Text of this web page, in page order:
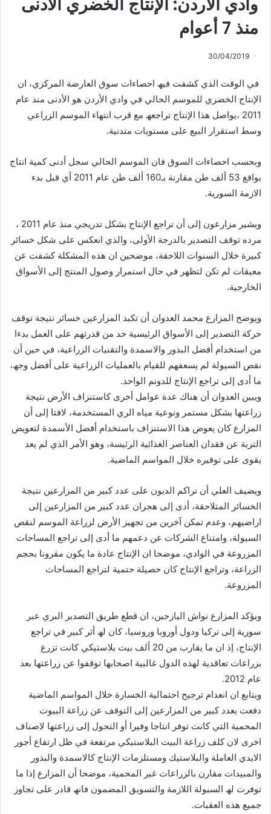
وادي الأردن: الإنتاج الخضري الأدنی
منذ 7 أعوام
30/04/2019
في الوقت الذي كشفت فیھ احصاءات سوق العارضة المركزي، ان
الإنتاج الخضري للموسم الحالي في وادي الأردن ھو الأدنى منذ عام
2011 ،یواصل ھذا الإنتاج تراجعھ مع قرب انتھاء الموسم الزراعي
وسط استقرار البیع على مستویات متدنیة.
وبحسب احصاءات السوق فان الموسم الحالي سجل أدنى كمیة انتاج
بواقع 53 ألف طن مقارنة بـ160 ألف طن عام 2011 أي قبل بدء
الازمة السوریة.
ویشیر مزارعون إلى أن تراجع الإنتاج بشكل تدریجي منذ عام 2011 ،
مرده توقف التصدیر بالدرجة الأولى، والذي انعكس على شكل خسائر
كبیرة خلال السنوات اللاحقة، موضحین ان ھذه المشكلة كشفت عن
معیقات لم تكن لتظھر في حال استمرار وصول المنتج إلى الأسواق
الخارجیة.
ویوضح المزارع محمد العدوان أن تكبد المزارعین خسائر نتیجة توقف
حركة التصدیر إلى الأسواق الرئیسیة حد من قدرتھم على العمل بدءا
من استخدام أفضل البذور والاسمدة والتقنیات الزراعیة، في حین أن
نقص السیولة لم یسعفھم للقیام بالعملیات الزراعیة على أفضل وجھ،
ما أدى إلى تراجع الإنتاج للدونم الواحد.
ویبین العدوان أن ھناك عدة عوامل أخرى كاستنزاف الأرض نتیجة
زراعتھا بشكل مستمر ونوعیة میاه الري المستخدمة، لافتا إلى أن
المزارع كان یعوض ھذا الاستنزاف باستخدام أفضل الأسمدة لتعویض
التربة عن فقدان العناصر الغذائیة الرئیسة، وھو الأمر الذي لم یعد
یقوى على توفیره خلال المواسم الماضیة.
ویضیف العلي أن تراكم الدیون على عدد كبیر من المزارعین نتیجة
الخسائر المتلاحقة، أدى إلى ھجران عدد كبیر من المزارعین إلى
اراضیھم، وعدم تمكن آخرین من تجھیز الأرض لزراعة الموسم لنقص
السیولة، وامتناع الشركات عن دعمھم ما أدى إلى تراجع المساحات
المزروعة في الوادي، موضحا ان الإنتاج عادة ما یكون مقرونا بحجم
الزراعة، وتراجع الإنتاج كان حصیلة حتمیة لتراجع المساحات
المزروعة.
ویؤكد المزارع نواش الیازجین، ان قطع طریق التصدیر البري عبر
سوریة إلى تركیا ودول أوروبا وروسیا، كان لھ أثر كبیر في تراجع
الإنتاج، إذ ان ما یقارب من 20 ألف بیت بلاستیكي كانت تزرع
بزراعات تعاقدیة لھذه الدول غالبیة اصحابھا توقفوا عن زراعتھا بعد
عام 2012.
ویتابع ان انعدام ترجیح احتمالیة الخسارة خلال المواسم الماضیة
دفعت بعدد كبیر من المزارعین إلى التوقف عن زراعة البیوت
المحمیة التي كانت توفر انتاجا وفیرا أو التحول إلى زراعتھا لاصناف
اخرى لان كلف زراعة البیت البلاستیكي مرتفعة في ظل ارتفاع أجور
الایدي العاملة والبلاستیك ومستلزمات الإنتاج كالاسمدة والبذور
والمبیدات مقارن بالزراعات غیر المحمیة، موضحا أن المزارع إذا ما
توفرت لھ السیولة اللازمة والتسویق المضمون فانھ قادر على تجاوز
جمیع ھذه العقبات.